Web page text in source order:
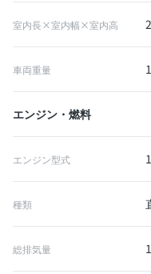
室内長×室内幅×室内高
車両重量
エンジン・燃料
エンジン型式
種類
総排気量